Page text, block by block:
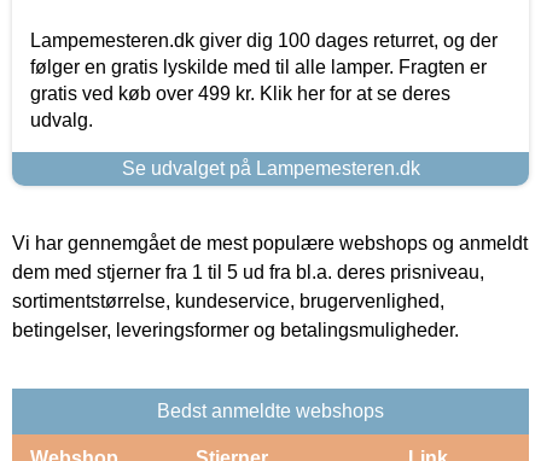
Lampemesteren.dk giver dig 100 dages returret, og der
følger en gratis lyskilde med til alle lamper. Fragten er
gratis ved køb over 499 kr. Klik her for at se deres
udvalg.
Se udvalget på Lampemesteren.dk
Vi har gennemgået de mest populære webshops og anmeldt
dem med stjerner fra 1 til 5 ud fra bl.a. deres prisniveau,
sortimentstørrelse, kundeservice, brugervenlighed,
betingelser, leveringsformer og betalingsmuligheder.
Bedst anmeldte webshops